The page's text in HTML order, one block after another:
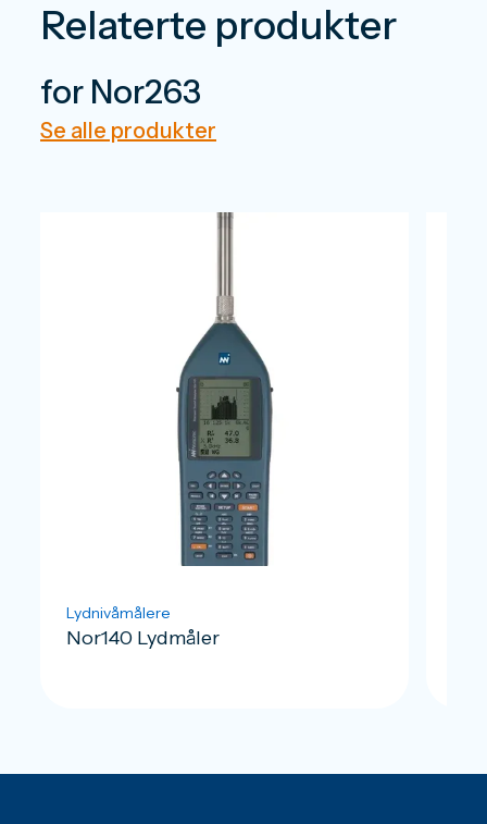
Relaterte produkter
for Nor263
Se alle produkter
Lydnivåmålere
Nor140 Lydmåler